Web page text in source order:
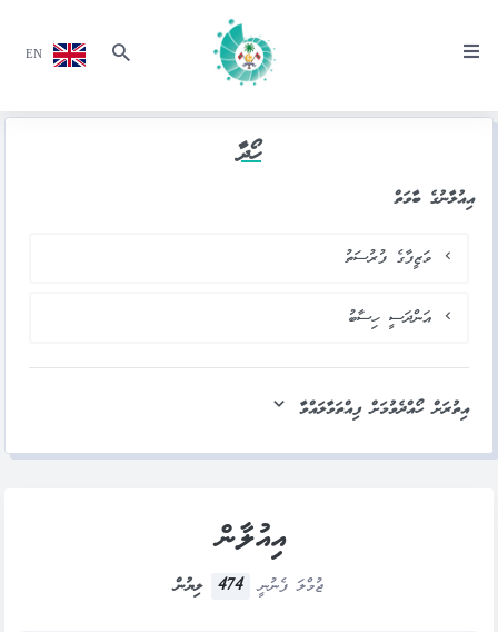
EN
ހޯދާ
އިއުލާނުގެ ބާވަތް
ވަޒީފާގެ ފުރުސަތު
އަންދަސީ ހިސާބު
އިތުރަށް ހޯއްދެވުމަށް ފިއްތަވާލައްވާ
އިއުލާން
ޖުމްލަ ފެނުނީ 474 ލިޔުން